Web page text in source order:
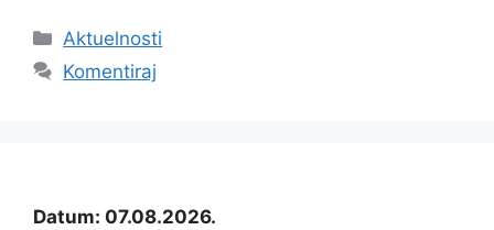
Kategorije
Aktuelnosti
Komentiraj
Datum: 07.08.2026.